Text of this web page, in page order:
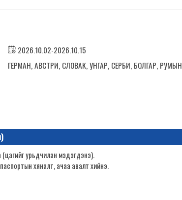
2026.10.02-2026.10.15
ГЕРМАН, АВСТРИ, СЛОВАК, УНГАР, СЕРБИ, БОЛГАР, РУМЫН
урьдчилан мэдэгдэнэ).
хяналт, ачаа авалт хийнэ.